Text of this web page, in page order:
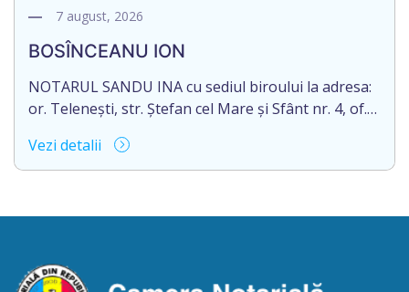
2003035009604, decedat/ă la data de 12.01.2026
/doisprezece ianuarie anul două mii douăzeci și
șase/. Eliberarea certificatului de moștenitor este
[…]
7 august, 2026
BOSÎNCEANU ION
NOTARUL SANDU INA cu sediul biroului la adresa:
or. Telenești, str. Ștefan cel Mare și Sfânt nr. 4, of.
succesorale în urma decesului cet. BOSÎNCEANU
ION, născut/ă la 21.07.1980, cod personal
/cincisprezece mai anul două mii douăzeci și unu/.
Vezi detalii